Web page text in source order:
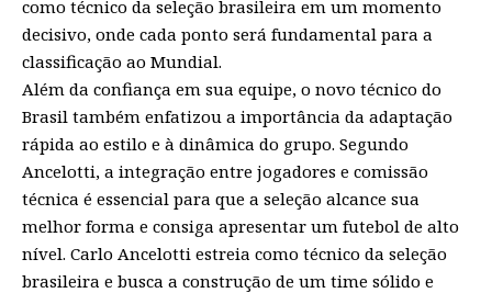
como técnico da seleção brasileira em um momento
decisivo, onde cada ponto será fundamental para a
classificação ao Mundial.
Além da confiança em sua equipe, o novo técnico do
Brasil também enfatizou a importância da adaptação
rápida ao estilo e à dinâmica do grupo. Segundo
Ancelotti, a integração entre jogadores e comissão
técnica é essencial para que a seleção alcance sua
melhor forma e consiga apresentar um futebol de alto
nível. Carlo Ancelotti estreia como técnico da seleção
brasileira e busca a construção de um time sólido e